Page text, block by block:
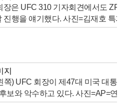
은 UFC 310 기자회견에서도
진행을 얘기했다. 사진=김재호 특
쪽) UFC 회장이 제47대 미국 대통
보와 악수하고 있다. 사진=AP=연